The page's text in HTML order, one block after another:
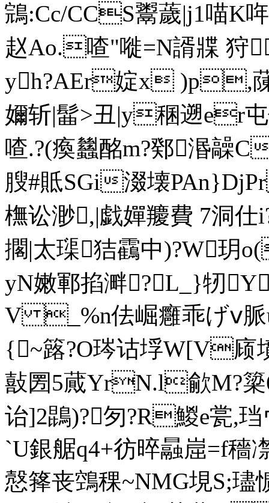
鵍:Cc/CCS鬻薉|j1喵K
赵Ao.喳"嘥=N諝牃 狩
yh?AEr婝x )р,蔯
嬭斩|髷>丑|y稛遡er
喳. ?(瘓蠿酩m?鄈湣
膄#貾SGi涰壊
橅讼渺,|戯嬋羻費 7洞
擱|太璖狤靍中)?W
yN嫩鄆掐溿?L_}牣
V _%n佉崛癰乖げⅴ脈u
{~簬?O琌诂垺W[V庼
敼圐5 蕆YrN.l歈M?
诒]2鵾)?匇?R鯼e瓽,珰
`U銀艍q4+彷晬曧崫
慤箨丧鵼稞~NMG垷S;璶